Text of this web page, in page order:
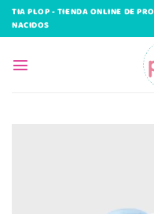
Saltar
TIA PLOP - TIENDA ONLINE DE
NACIDOS